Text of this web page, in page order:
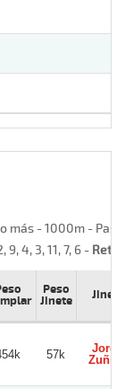
más - 1000m -
9, 4, 3, 11, 7, 6 -
Peso
Jinete
Jinete
57k
Jorge